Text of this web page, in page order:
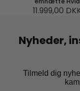
11.999,00
Nyheder,
Tilmeld dig